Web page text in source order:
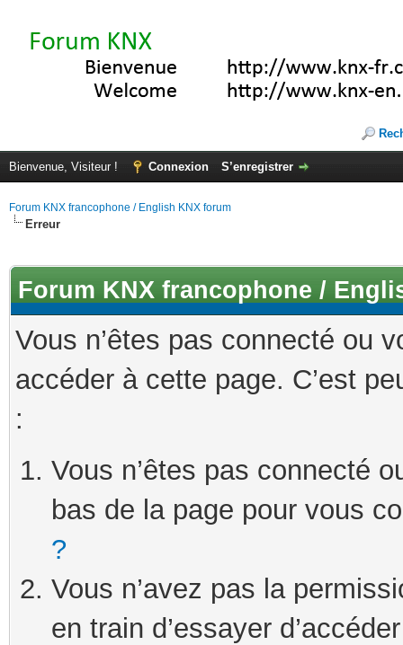
Bienvenue, Visiteur ! Connexion S’enregistrer
Forum KNX francophone / English KNX forum
Erreur
Forum KNX francophone /
Vous n’êtes pas connecté ou
accéder à cette page. C’est
:
Vous n’êtes pas connecté
bas de la page pour vous
?
Vous n’avez pas la
en train d’essayer